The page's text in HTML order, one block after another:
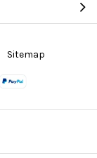
Sitemap